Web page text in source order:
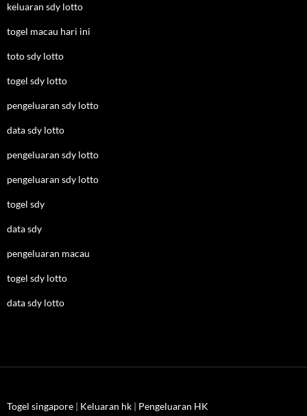
keluaran sdy lotto
togel macau hari ini
toto sdy lotto
togel sdy lotto
pengeluaran sdy lotto
data sdy lotto
pengeluaran sdy lotto
pengeluaran sdy lotto
togel sdy
data sdy
pengeluaran macau
togel sdy lotto
data sdy lotto
Togel singapore | Keluaran hk | Pengeluaran HK